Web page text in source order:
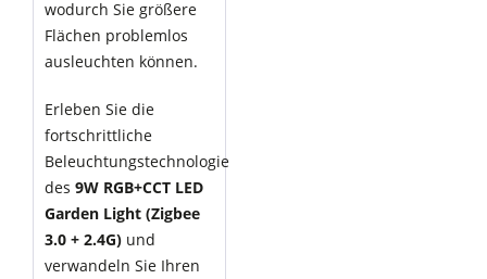
wodurch Sie größere
Flächen problemlos
ausleuchten können.
Erleben Sie die
fortschrittliche
Beleuchtungstechnologie
des 9W RGB+CCT LED
Garden Light (Zigbee
3.0 + 2.4G) und
verwandeln Sie Ihren